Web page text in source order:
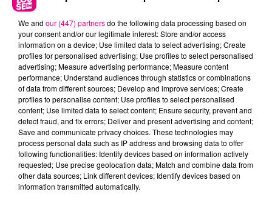
BRITNEY SPEARS
Baby One More
Time
ORELSAN
Boss
RAVYN LENAE
Love Me Not
L'HOROSCOPE
We and our (447) partnersdo the following data processing based on
your consent and/or our legitimate interest: Store and/or access
information on a device; Use limited data to select advertising; Create
profiles for personalised advertising; Use profiles to select personalised
advertising; Measure advertising performance; Measure content
performance; Understand audiences through statistics or combinations
of data from different sources; Develop and improve services; Create
profiles to personalise content; Use profiles to select personalised
content; Use limited data to select content; Ensure security, prevent and
detect fraud, and fix errors; Deliver and present advertising and content;
Save and communicate privacy choices. These technologies may
process personal data such as IP address and browsing data to offer
following functionalities: Identify devices based on information actively
requested; Use precise geolocation data; Match and combine data from
other data sources; Link different devices; Identify devices based on
information transmitted automatically.